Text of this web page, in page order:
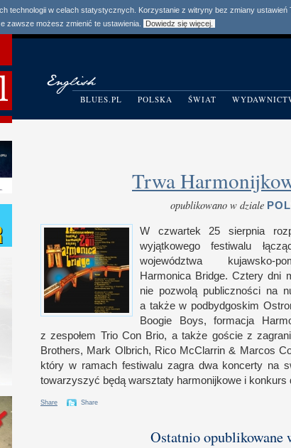
technologii w celach statystycznych. Korzystanie z witryny bez zmiany
zawsze możesz zmienić te ustawienia.
Dowiedz się więcej.
BLUES.PL POLSKA ŚWIAT
Trwa
opublikowano w dziale
W czwartek 25 sierpnia
wyjątkowego festiwalu
województwa kujawsko-
Harmonica Bridge. Cztery dni
nie pozwolą publiczności na
a takżew podbydgoskim
Boogie Boys, formacja
z zespołem Trio Con Brio, a także goście z z
Brothers, Mark Olbrich, Rico McClarrin & Marcos
który w ramach festiwalu zagra dwa koncerty na
towarzyszyć będą warsztaty harmonijkowe i konkurs
Share Share
Ostatnio opublikowane